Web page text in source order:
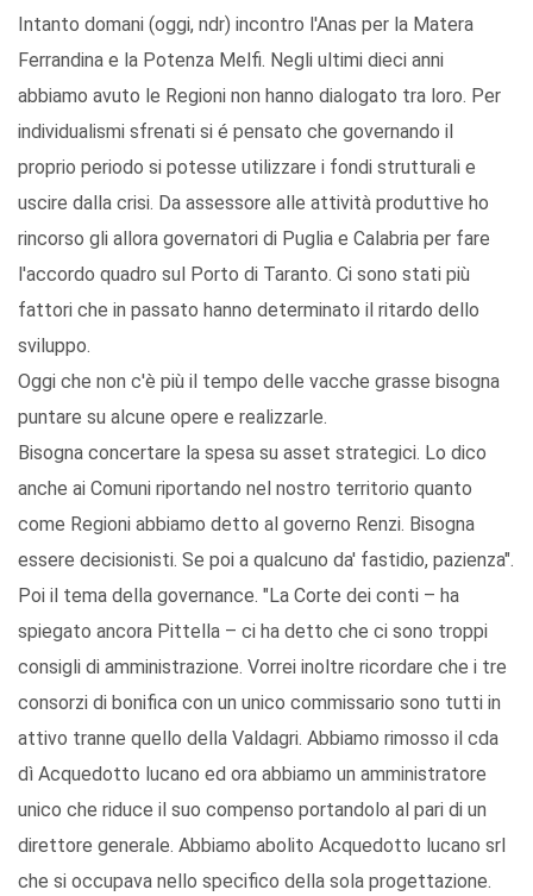
Intanto domani (oggi, ndr) incontro l'Anas per la Matera
Ferrandina e la Potenza Melfi. Negli ultimi dieci anni
abbiamo avuto le Regioni non hanno dialogato tra loro. Per
individualismi sfrenati si é pensato che governando il
proprio periodo si potesse utilizzare i fondi strutturali e
uscire dalla crisi. Da assessore alle attività produttive ho
rincorso gli allora governatori di Puglia e Calabria per fare
l'accordo quadro sul Porto di Taranto. Ci sono stati più
fattori che in passato hanno determinato il ritardo dello
sviluppo.
Oggi che non c'è più il tempo delle vacche grasse bisogna
puntare su alcune opere e realizzarle.
Bisogna concertare la spesa su asset strategici. Lo dico
anche ai Comuni riportando nel nostro territorio quanto
come Regioni abbiamo detto al governo Renzi. Bisogna
essere decisionisti. Se poi a qualcuno da' fastidio, pazienza".
Poi il tema della governance. "La Corte dei conti – ha
spiegato ancora Pittella – ci ha detto che ci sono troppi
consigli di amministrazione. Vorrei inoltre ricordare che i tre
consorzi di bonifica con un unico commissario sono tutti in
attivo tranne quello della Valdagri. Abbiamo rimosso il cda
dì Acquedotto lucano ed ora abbiamo un amministratore
unico che riduce il suo compenso portandolo al pari di un
direttore generale. Abbiamo abolito Acquedotto lucano srl
che si occupava nello specifico della sola progettazione.